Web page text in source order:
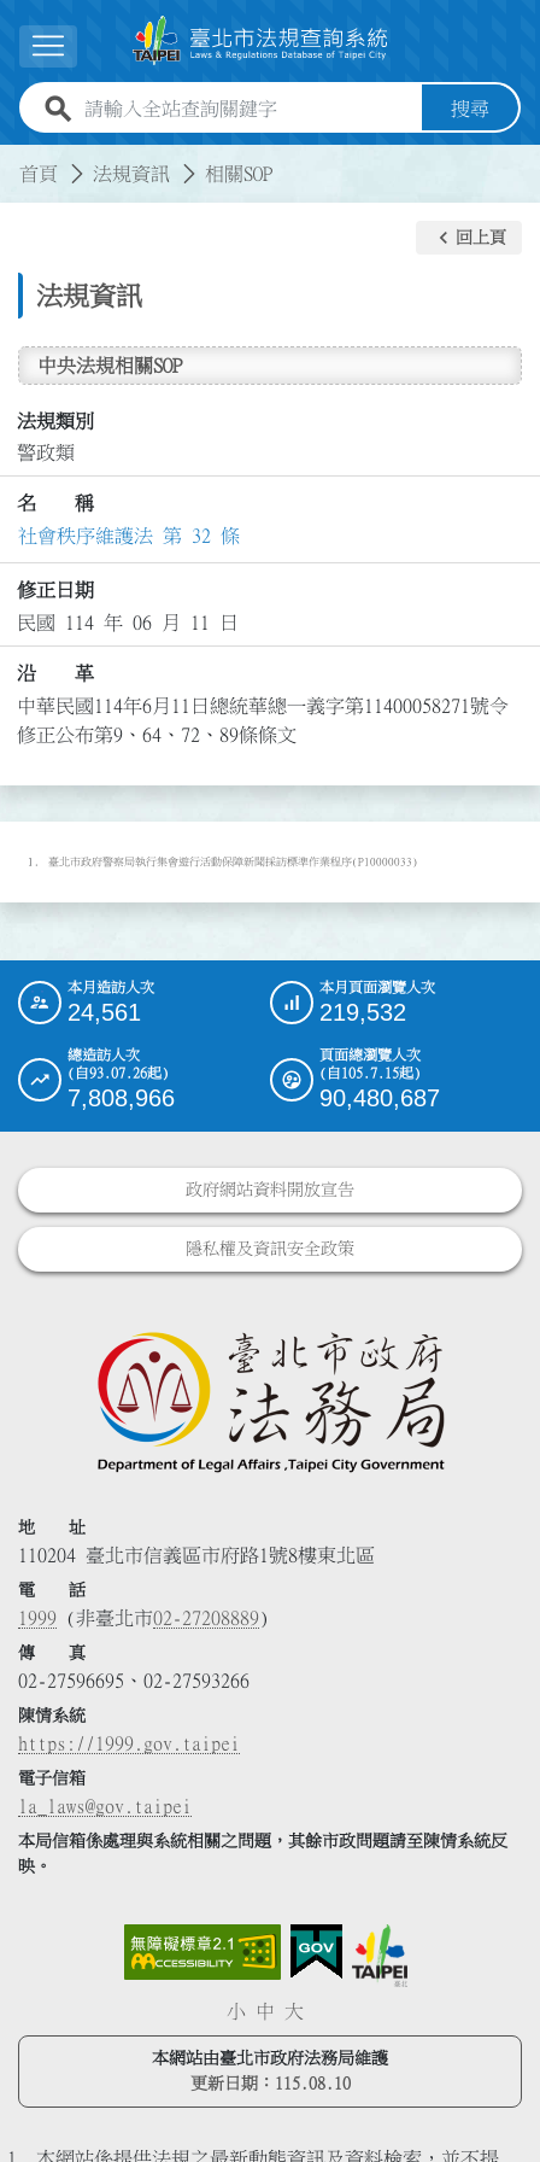
展開選單
全站查詢關鍵字欄位 搜尋
首頁 法規資訊 相關SOP
法規資訊
keyboard_arrow_left 回上頁
中央法規相關SOP
法規類別
警政類
名 稱
社會秩序維護法 第 32 條
修正日期
民國 114 年 06 月 11 日
沿 革
中華民國114年6月11日總統華總一義字第11400058271號令
修正公布第9、64、72、89條條文
臺北市政府警察局執行集會遊行活動保障新聞採訪標準作業程序(P10000033)
::: 本月造訪人次
24,561
本月頁面瀏覽人次
219,532
總造訪人次
(自93.07.26起)
7,808,966
頁面總瀏覽人次
(自105.7.15起)
90,480,687
政府網站資料開放宣告
隱私權及資訊安全政策
地 址
110204 臺北市信義區市府路1號8樓東北區
電 話
1999 (非臺北市02-27208889)
傳 真
02-27596695、02-27593266
陳情系統
https://1999.gov.taipei
電子信箱
la_laws@gov.taipei
本局信箱係處理與系統相關之問題，其餘市政問題請至陳情系統反
映。
小 中 大
本網站由臺北市政府法務局維護
更新日期： 115.08.10
本網站係提供法規之最新動態資訊及資料檢索，並不提